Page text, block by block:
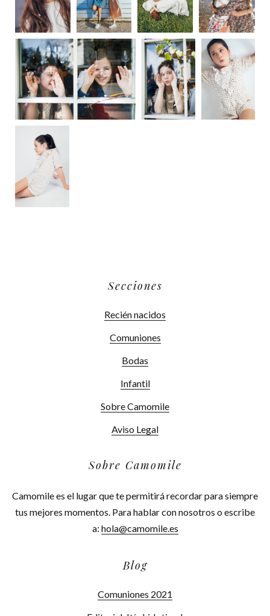
Secciones
Recién nacidos
Comuniones
Bodas
Infantil
Sobre Camomile
Aviso Legal
Sobre Camomile
Camomile es el lugar que te permitirá recordar para siempre
tus mejores momentos. Para hablar con nosotros o escribe
a: hola@camomile.es
Blog
Comuniones 2021